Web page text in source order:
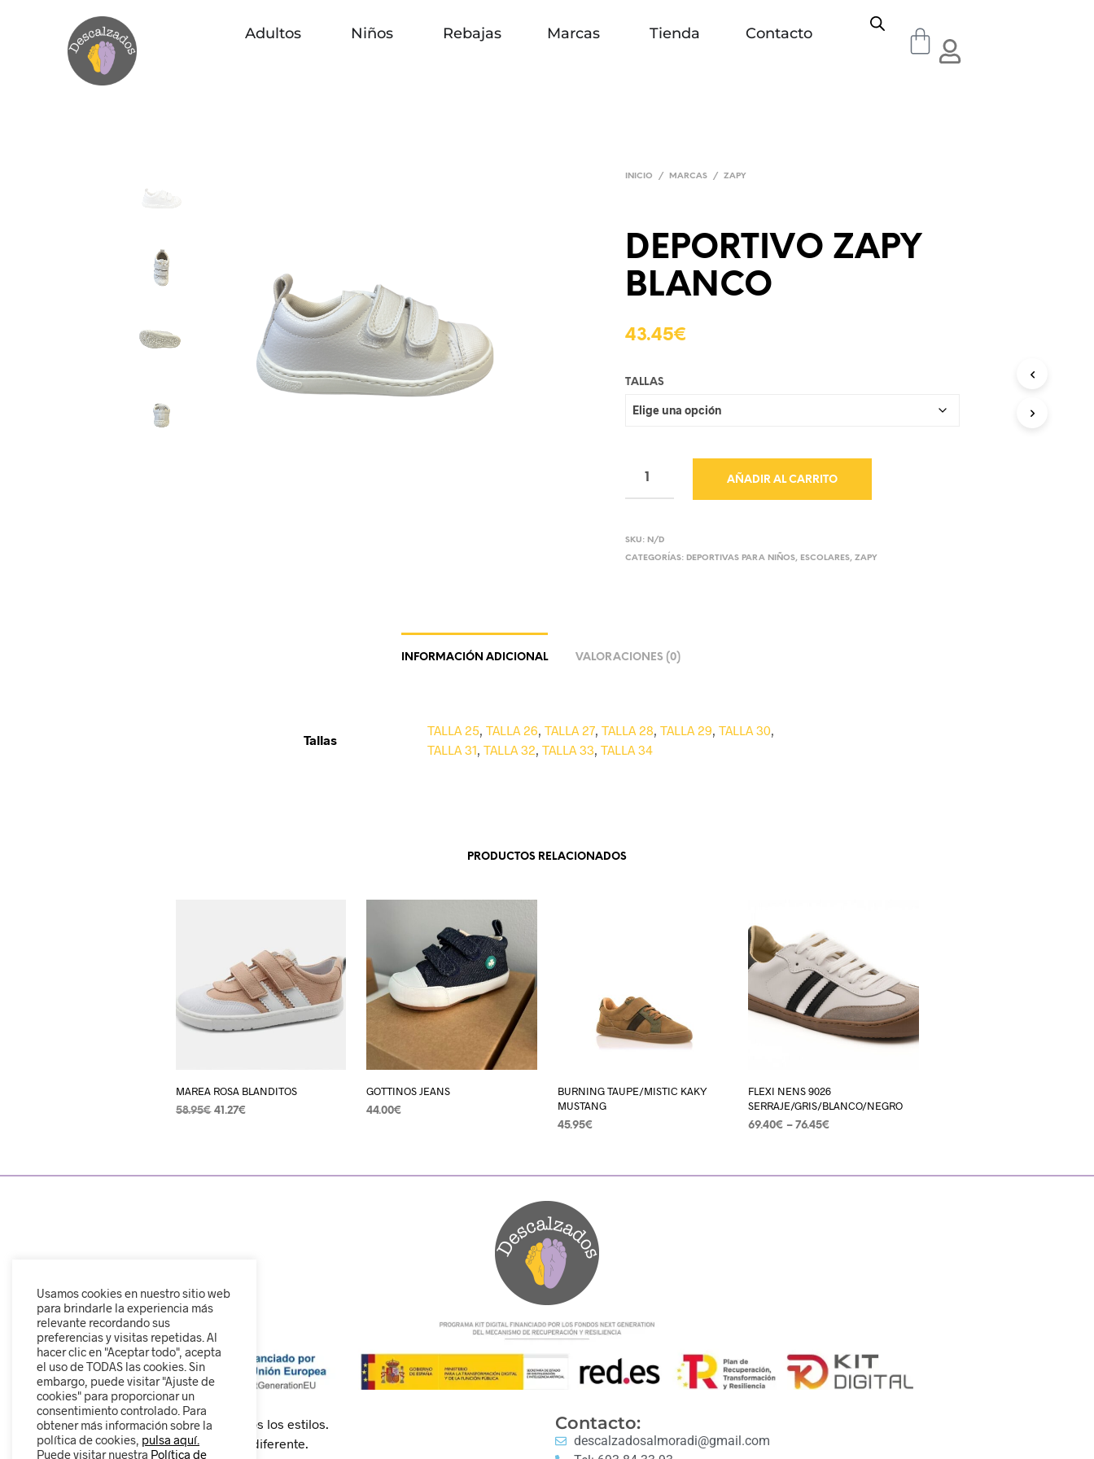
Adultos Niños Rebajas Marcas Tienda Contacto
INICIO / MARCAS / ZAPY
DEPORTIVO ZAPY
BLANCO
43.45€
TALLAS
AÑADIR AL CARRITO
SKU: N/D
CATEGORÍAS: DEPORTIVAS PARA NIÑOS, ESCOLARES,ZAPY
INFORMACIÓN ADICIONAL VALORACIONES (0)
Tallas
TALLA 25 TALLA 26 TALLA 27 TALLA 28 TALLA 29 TALLA 30
TALLA 31 TALLA 32 TALLA 33 TALLA 34
PRODUCTOS RELACIONADOS
MAREA ROSA BLANDITOS
58.95€ 41.27€
GOTTINOS JEANS
44.00€
BURNING TAUPE/MISTIC KAKY
MUSTANG
45.95€
FLEXI NENS 9026
SERRAJE/GRIS/BLANCO/NEGRO
69.40€ – 76.45€
Calzado cómodo, moderno y para todos los estilos.
Descubre nuestra colección y camina diferente.
Contacto:
descalzadosalmoradi@gmail.com
Usamos cookies en nuestro sitio web
para brindarle la experiencia más
relevante recordando sus
preferencias y visitas repetidas. Al
hacer clic en "Aceptar todo", acepta
el uso de TODAS las cookies. Sin
embargo, puede visitar "Ajuste de
cookies" para proporcionar un
consentimiento controlado. Para
obtener más información sobre la
política de cookies, pulsa aquí.
Puede visitar nuestra Política de